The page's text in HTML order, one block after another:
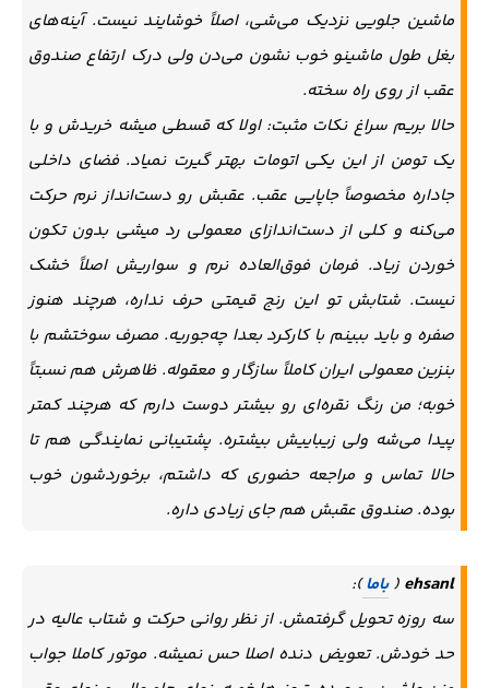
ماشین جلویی نزدیک می‌شی، اصلاً خوشایند نیست. آینه‌های
بغل طول ماشینو خوب نشون می‌دن ولی درک ارتفاع صندوق
عقب از روی راه سخته.
حالا بریم سراغ نکات مثبت: اولا که قسطی میشه خریدش و با
یک تومن از این یکی اتومات بهتر گیرت نمیاد. فضای داخلی
جاداره مخصوصاً جاپایی عقب. عقبش رو دست‌انداز نرم حرکت
می‌کنه و کلی از دست‌اندازای معمولی رد میشی بدون تکون
خوردن زیاد. فرمان فوق‌العاده نرم و سواریش اصلاً خشک
نیست. شتابش تو این رنج قیمتی حرف نداره، هرچند هنوز
صفره و باید ببینم با کارکرد بعدا چه‌جوریه. مصرف سوختشم با
بنزین معمولی ایران کاملاً سازگار و معقوله. ظاهرش هم نسبتاً
خوبه؛ من رنگ نقره‌ای رو بیشتر دوست دارم که هرچند کمتر
پیدا می‌شه ولی زیباییش بیشتره. پشتیبانی نمایندگی هم تا
حالا تماس و مراجعه حضوری که داشتم، برخوردشون خوب
بوده. صندوق عقبش هم جای زیادی داره.
ehsanl
(باما):
سه روزه تحویل گرفتمش. از نظر روانی حرکت و شتاب عالیه در
حد خودش. تعویض دنده اصلا حس نمیشه. موتور کاملا جواب